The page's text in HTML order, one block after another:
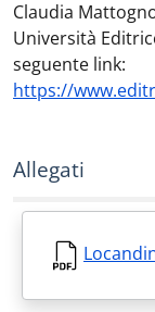
Claudia
Università
seguente link:
https://
Allegati